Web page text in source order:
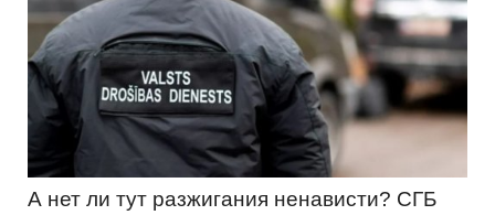
А нет ли тут разжигания ненависти? СГБ